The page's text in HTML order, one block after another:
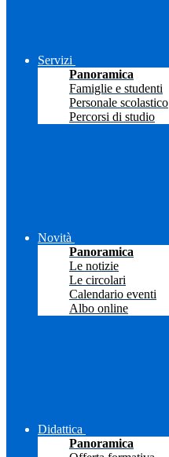
Servizi
Panoramica
Famiglie e studenti
Personale scolastico
Percorsi di studio
Novità
Panoramica
Le notizie
Le circolari
Calendario eventi
Albo online
Didattica
Panoramica